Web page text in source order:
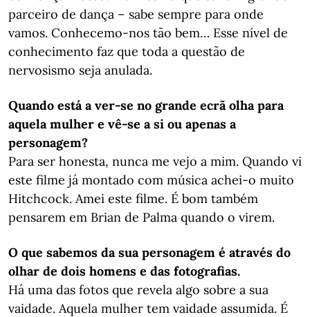
parceiro de dança – sabe sempre para onde
vamos. Conhecemo-nos tão bem… Esse nível de
conhecimento faz que toda a questão de
nervosismo seja anulada.
Quando está a ver-se no grande ecrã olha para
aquela mulher e vê-se a si ou apenas a
personagem?
Para ser honesta, nunca me vejo a mim. Quando vi
este filme já montado com música achei-o muito
Hitchcock. Amei este filme. É bom também
pensarem em Brian de Palma quando o virem.
O que sabemos da sua personagem é através do
olhar de dois homens e das fotografias.
Há uma das fotos que revela algo sobre a sua
vaidade. Aquela mulher tem vaidade assumida. É